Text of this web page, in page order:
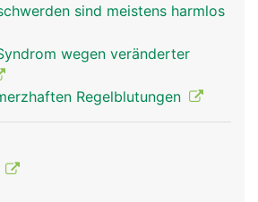
sind meistens harmlos
wegen veränderter
Regelblutungen